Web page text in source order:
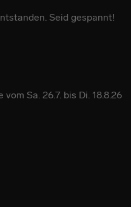
Seid gespannt!
Sa. 26.7. bis Di. 18.8.26